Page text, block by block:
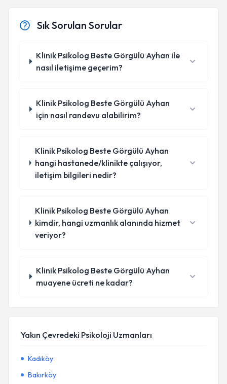
Sık Sorulan Sorular
Klinik Psikolog Beste Görgülü Ayhan ile
nasıl iletişime geçerim?
Klinik Psikolog Beste Görgülü Ayhan
için nasıl randevu alabilirim?
Klinik Psikolog Beste Görgülü Ayhan
hangi hastanede/klinikte çalışıyor,
iletişim bilgileri nedir?
Klinik Psikolog Beste Görgülü Ayhan
kimdir, hangi uzmanlık alanında hizmet
veriyor?
Klinik Psikolog Beste Görgülü Ayhan
muayene ücreti ne kadar?
Yakın Çevredeki Psikoloji Uzmanları
Kadıköy
Bakırköy